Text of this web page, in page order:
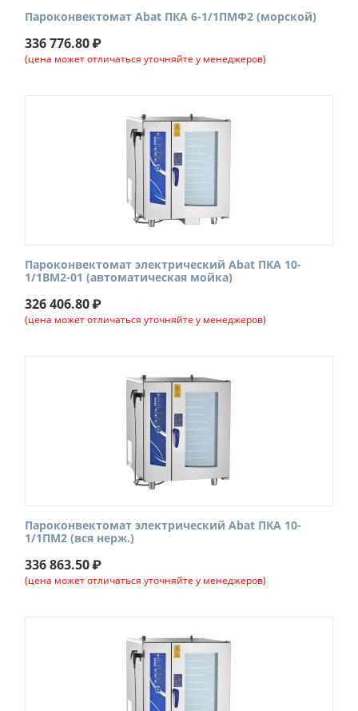
Пароконвектомат Abat ПКА 6-1/1ПМФ2 (морской)
336 776.80₽
(цена может отличаться уточняйте у менеджеров)
Пароконвектомат электрический Abat ПКА 10-
1/1ВМ2-01 (автоматическая мойка)
326 406.80₽
(цена может отличаться уточняйте у менеджеров)
Пароконвектомат электрический Abat ПКА 10-
1/1ПМ2 (вся нерж.)
336 863.50₽
(цена может отличаться уточняйте у менеджеров)